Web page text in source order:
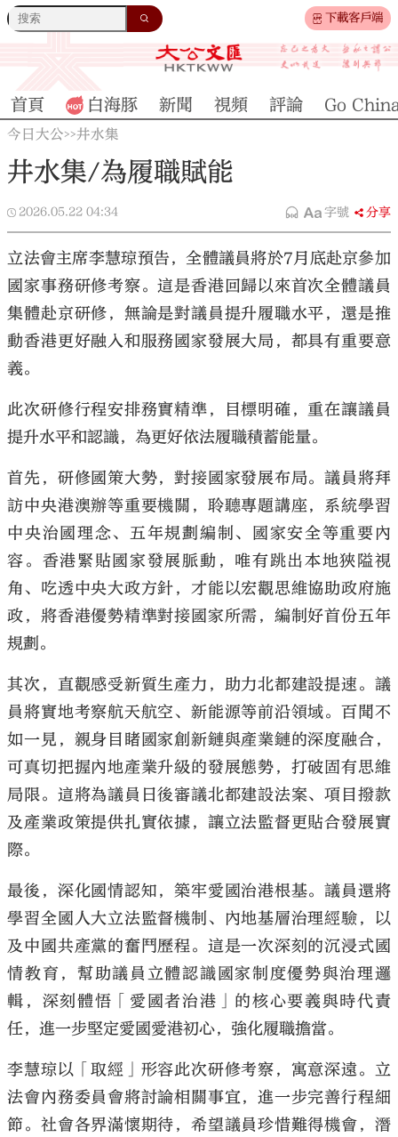
下載客戶端
大公文匯
首頁 白海豚 新聞 視頻 評論 Go
今日大公>>井水集
井水集/為履職賦能
2026.05.22 04:34 字號 分享
立法會主席李慧琼預告，全體議員將於7月底赴京參加
國家事務研修考察。這是香港回歸以來首次全體議員
集體赴京研修，無論是對議員提升履職水平，還是推
動香港更好融入和服務國家發展大局，都具有重要意
義。
此次研修行程安排務實精準，目標明確，重在讓議員
提升水平和認識，為更好依法履職積蓄能量。
首先，研修國策大勢，對接國家發展布局。議員將拜
訪中央港澳辦等重要機關，聆聽專題講座，系統學習
中央治國理念、五年規劃編制、國家安全等重要內
容。香港緊貼國家發展脈動，唯有跳出本地狹隘視
角、吃透中央大政方針，才能以宏觀思維協助政府施
政，將香港優勢精準對接國家所需，編制好首份五年
規劃。
其次，直觀感受新質生產力，助力北都建設提速。議
員將實地考察航天航空、新能源等前沿領域。百聞不
如一見，親身目睹國家創新鏈與產業鏈的深度融合，
可真切把握內地產業升級的發展態勢，打破固有思維
局限。這將為議員日後審議北都建設法案、項目撥款
及產業政策提供扎實依據，讓立法監督更貼合發展實
際。
最後，深化國情認知，築牢愛國治港根基。議員還將
學習全國人大立法監督機制、內地基層治理經驗，以
及中國共產黨的奮鬥歷程。這是一次深刻的沉浸式國
情教育，幫助議員立體認識國家制度優勢與治理邏
輯，深刻體悟「愛國者治港」的核心要義與時代責
任，進一步堅定愛國愛港初心，強化履職擔當。
李慧琼以「取經」形容此次研修考察，寓意深遠。立
法會內務委員會將討論相關事宜，進一步完善行程細
節。社會各界滿懷期待，希望議員珍惜難得機會，潛